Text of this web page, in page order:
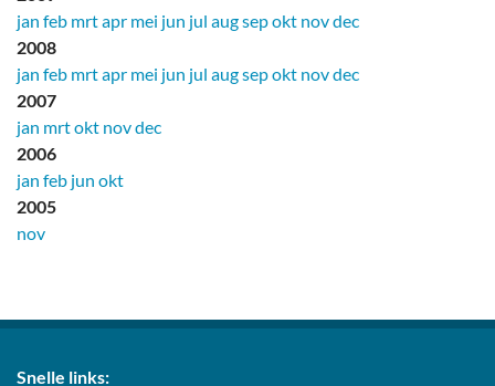
jan feb mrtapr mei jun jul augsepokt novdec
2008
jan feb mrtapr mei jun jul augsepokt novdec
2007
jan mrtokt novdec
2006
jan feb jun okt
2005
nov
Snelle links: